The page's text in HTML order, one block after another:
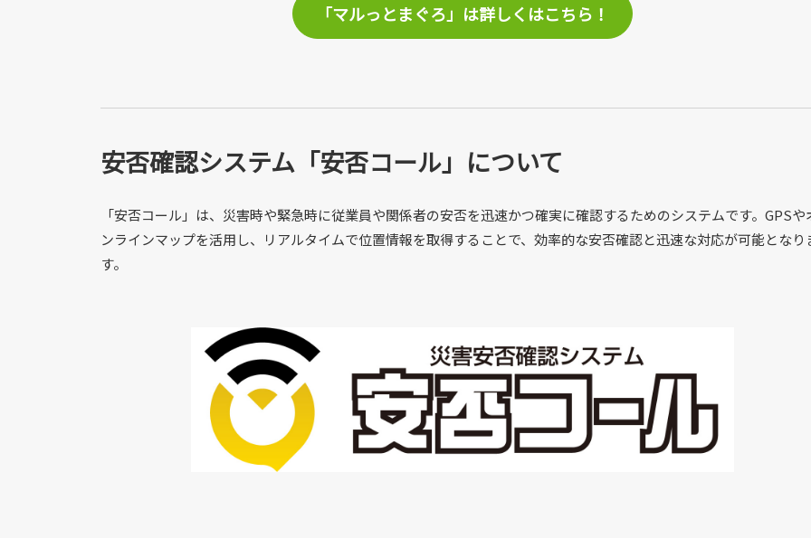
「マルっとまぐろ」は詳しくはこちら！
安否確認システム「安否コール」について
「安否コール」は、災害時や緊急時に従業員や関係者の安否を迅速かつ確実に確認するためのシステムです。GPSや
ンラインマップを活用し、リアルタイムで位置情報を取得することで、効率的な安否確認と迅速な対応が可能となり
す。